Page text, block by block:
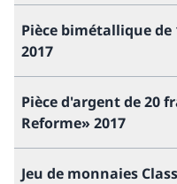
Pièce bimétallique
2017
Pièce d'argent de 20
Reforme» 2017
Jeu de monnaies